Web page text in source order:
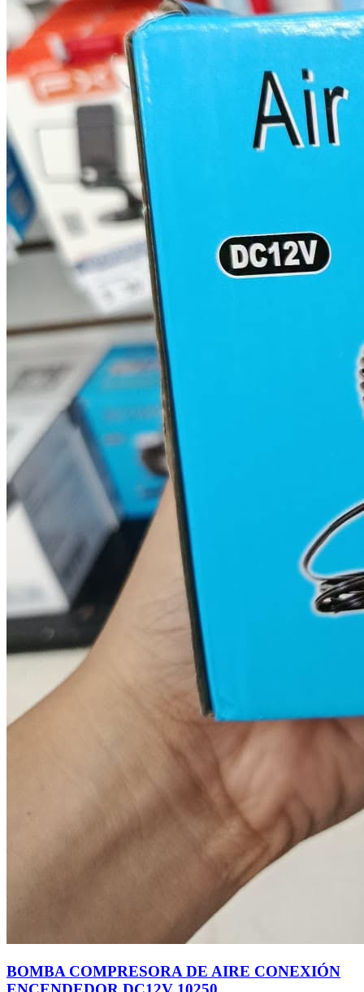
BOMBA COMPRESORA DE AIRE CONEXIÓN